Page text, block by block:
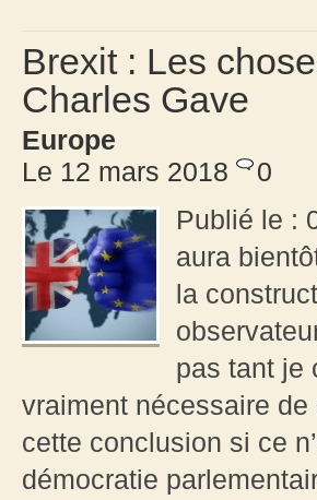
Brexit : Les
Charles Gave
Europe
Le 12 mars 2018
0
Publié le :
aura
la
pas tant je
vraiment nécessaire
cette conclusion si ce
démocratie